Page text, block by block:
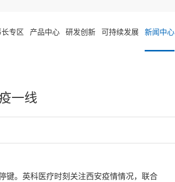
专区 产品中心 研发创新 可持续发展 新闻中心
一线
键。英科医疗时刻关注西安疫情情况，联合